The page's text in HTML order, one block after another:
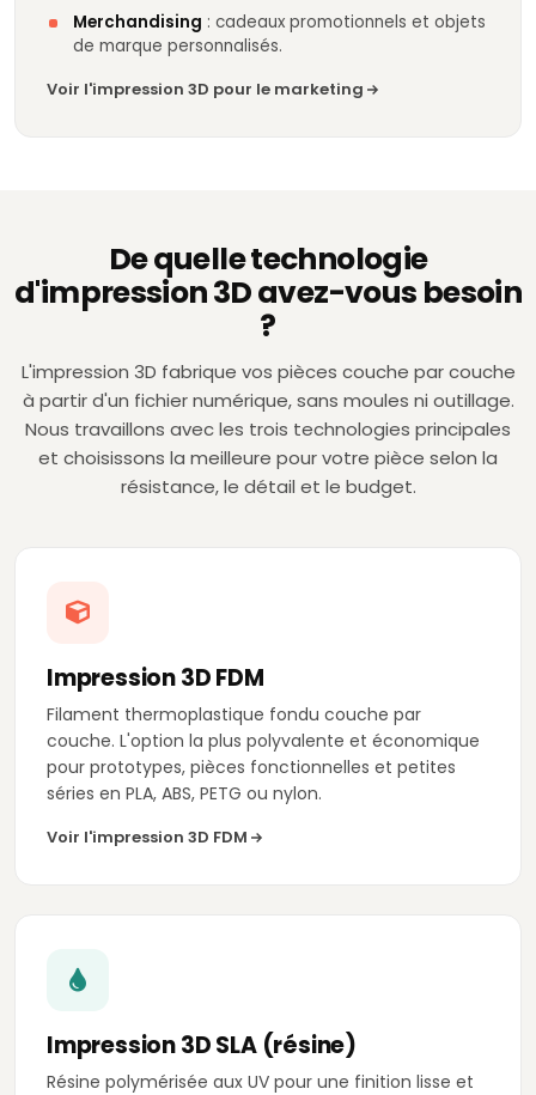
Merchandising : cadeaux promotionnels et objets
de marque personnalisés.
Voir l'impression 3D pour le marketing
De quelle technologie
d'impression 3D avez-vous besoin
?
L'impression 3D fabrique vos pièces couche par couche
à partir d'un fichier numérique, sans moules ni outillage.
Nous travaillons avec les trois technologies principales
et choisissons la meilleure pour votre pièce selon la
résistance, le détail et le budget.
Impression 3D FDM
Filament thermoplastique fondu couche par
couche. L'option la plus polyvalente et économique
pour prototypes, pièces fonctionnelles et petites
séries en PLA, ABS, PETG ou nylon.
Voir l'impression 3D FDM
Impression 3D SLA (résine)
Résine polymérisée aux UV pour une finition lisse et